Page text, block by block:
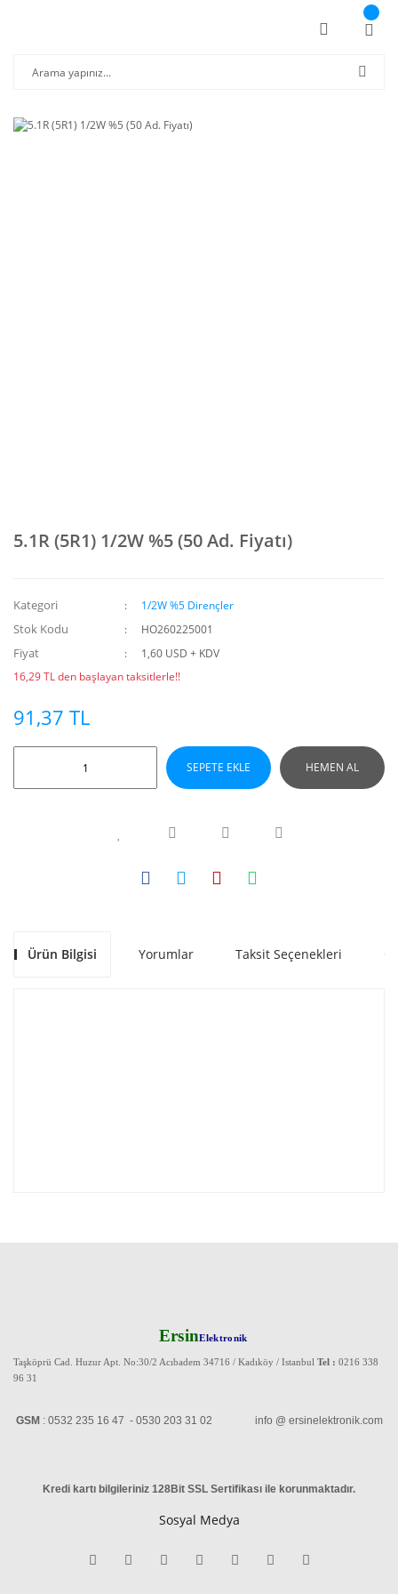
5.1R (5R1) 1/2W %5 (50 Ad. Fiyatı)
Kategori 1/2W %5 Dirençler
Stok Kodu HO260225001
Fiyat
1,60 USD + KDV
16,29 TL den başlayan taksitlerle!!
91,37 TL
SEPETE EKLE HEMEN AL
Ürün Bilgisi Yorumlar Taksit Seçenekleri
ErsinElektronik
Taşköprü Cad. Huzur Apt. No:30/2 Acıbadem 34716 / Kadıköy / Istanbul Tel : 0216 338
96 31
GSM : 0532 235 16 47 - 0530 203 31 02 info @ ersinelektronik.com
Kredi kartı bilgileriniz 128Bit SSL Sertifikası ile korunmaktadır.
Sosyal Medya